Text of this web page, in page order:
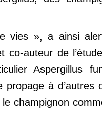
vies », a ainsi
co-auteur de
Aspergillus
à
champignon